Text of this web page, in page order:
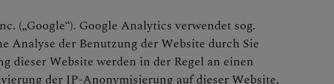
(„Google“). Google Analytics verwendet sog.
Analyse der Benutzung der Website durch Sie
dieser Website werden in der Regel an einen
der IP-Anonymisierung auf dieser Website,